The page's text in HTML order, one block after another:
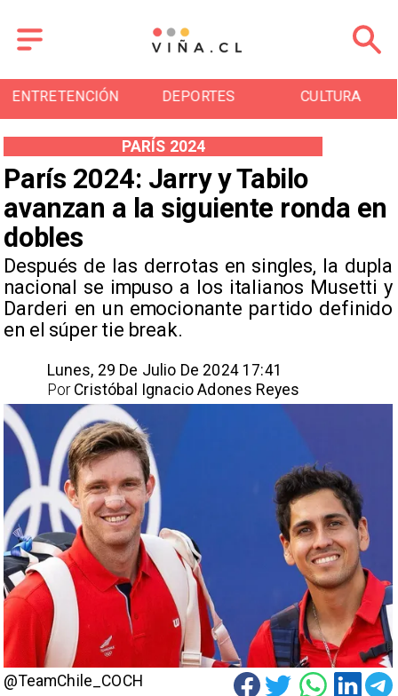
ENTRETENCIÓN DEPORTES CULTURA
París 2024: Jarry y Tabilo
avanzan a la siguiente ronda en
dobles
​Después de las derrotas en singles, la dupla
nacional se impuso a los italianos Musetti y
Darderi en un emocionante partido definido
en el súper tie break.
PARÍS 2024
Lunes, 29 De Julio De 2024 17:41
Cristóbal Ignacio Adones Reyes
Por
@TeamChile_COCH